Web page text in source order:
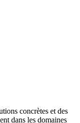
concrètes et des
dans les domaines